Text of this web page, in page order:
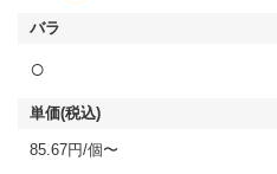
○
85.67円/個〜